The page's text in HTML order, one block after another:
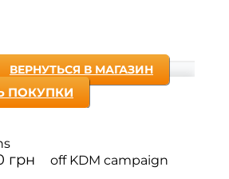
ВЕРНУТЬСЯ В МАГАЗИН
ПОКУПКИ
грн off KDM campaign